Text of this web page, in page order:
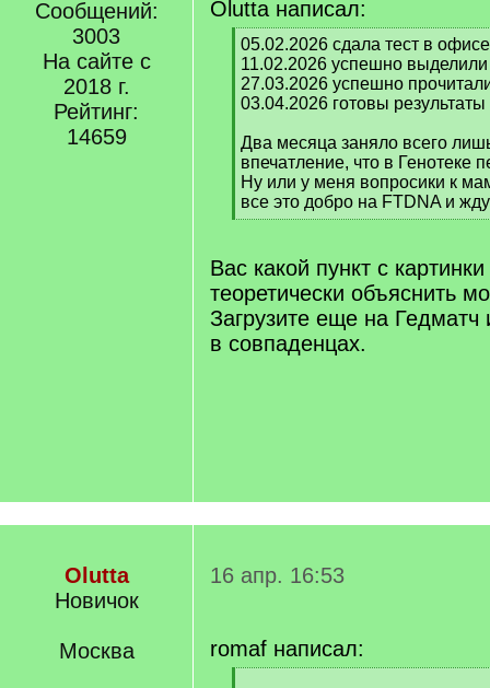
Сообщений:
3003
На сайте с
2018 г.
Рейтинг:
14659
Olutta написал:
[
q
]
05.02.2026 сдала тест в
11.02.2026 успешно
27.03.2026 успешно
03.04.2026 готовы
Два месяца заняло всего
впечатление, что в Генотеке
Ну или у меня вопросики к
все это добро на FTDNA и
[
q
]
Вас какой пункт с
теоретически объяснить
Загрузите еще на Гедматч
в совпаденцах.
Olutta
Новичок
Москва
16 апр. 16:53
romaf написал: